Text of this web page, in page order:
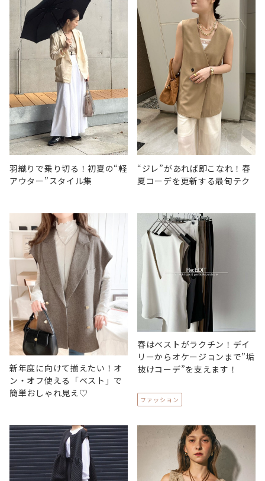
羽織りで乗り切る！初夏の“軽
アウター”スタイル集
“ジレ”があれば即こなれ！春
夏コーデを更新する最旬テク
新年度に向けて揃えたい！オ
ン・オフ使える「ベスト」で
簡単おしゃれ見え♡
春はベストがラクチン！デイ
リーからオケージョンまで”垢
抜けコーデ”を支えます！
ファッション